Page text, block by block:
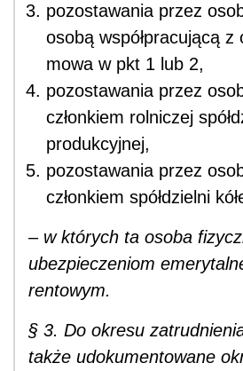
pozostawania przez
osobą współpracującą
mowa w pkt 1 lub 2,
pozostawania przez
członkiem rolniczej
produkcyjnej,
pozostawania przez
członkiem spółdzielni
– w których ta osoba
ubezpieczeniom
rentowym.
§ 3. Do okresu
także udokumentowane